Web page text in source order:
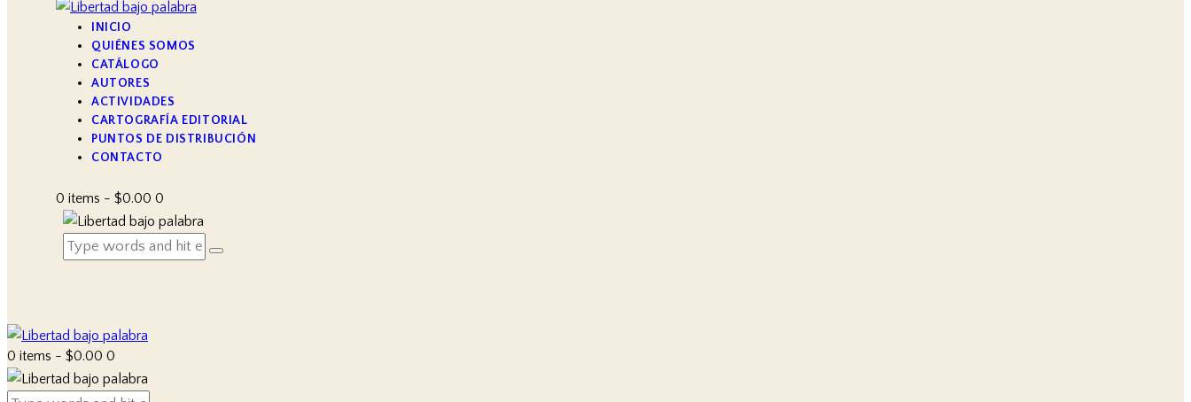
INICIO
QUIÉNES SOMOS
CATÁLOGO
AUTORES
ACTIVIDADES
CARTOGRAFÍA EDITORIAL
PUNTOS DE DISTRIBUCIÓN
CONTACTO
0 items - $0.00 0
0 items - $0.00 0